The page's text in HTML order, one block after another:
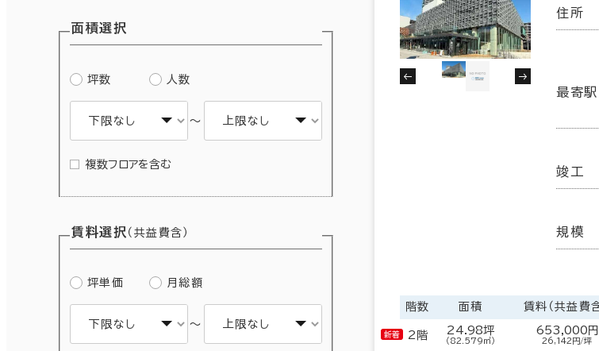
住所
最寄駅
竣工
規模
階数 面積 賃料（共益費含
2階 24.98坪
（82.579㎡）
653,000円
26,142円/坪
面積選択
坪数 人数
～
複数フロアを含む
賃料選択 （共益費含）
坪単価 月総額
～